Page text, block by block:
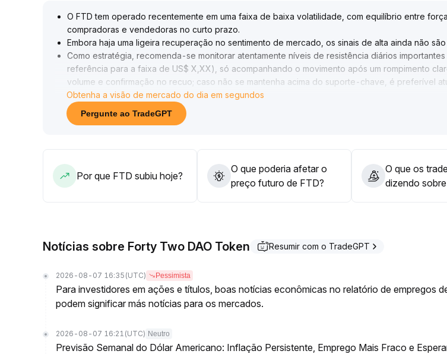
O FTD tem operado recentemente em uma faixa de baixa volatilidade, com equilíbrio entre
compradoras e vendedoras no curto prazo.
Embora haja uma ligeira recuperação no sentimento de mercado, os sinais de alta ainda não
Como estratégia, recomenda-se monitorar atentamente níveis de resistência diários
referência para a faixa de US$ X,XX), só acompanhando o movimento após um rompimento
volume e confirmação no recuo; caso não se mantenha acima do suporte-chave, é preferível
da faixa ou ajustar o stop dinâmico para evitar perseguição precipitada de alta, priorizando o
risco
Obtenha a visão de mercado do dia em segundos
Pergunte ao TradeGPT
Por que FTD subiu hoje?
O que poderia afetar o
preço futuro de FTD?
O que os
dizendo
Notícias sobre Forty Two DAO Token Resumir com o TradeGPT
2026-08-07 16:35 (UTC) Pessimista
Para investidores em ações e títulos, boas notícias econômicas no relatório de empregos
podem significar más notícias para os mercados.
2026-08-07 16:21 (UTC) Neutro
Previsão Semanal do Dólar Americano: Inflação Persistente, Emprego Mais Fraco e